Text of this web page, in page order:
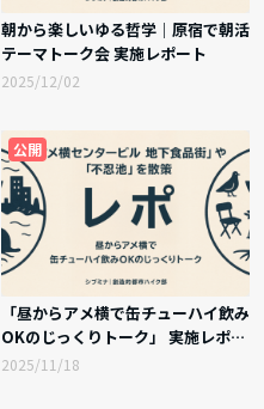
朝から楽しいゆる哲学｜原宿で朝活
テーマトーク会 実施レポート
2025/12/02
公開
「昼からアメ横で缶チューハイ飲み
OKのじっくりトーク」 実施レポー
ト
2025/11/18